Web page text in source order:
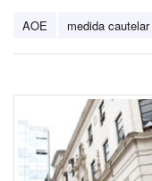
AOE medida cautelar